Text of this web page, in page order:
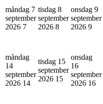
måndag 7
september
2026 7
tisdag 8
september
2026 8
onsdag 9
september
2026 9
måndag
14
september
2026 14
tisdag 15
september
2026 15
onsdag
16
september
2026 16